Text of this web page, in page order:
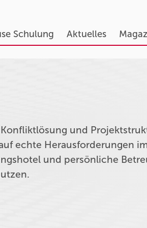
Schulung Aktuelles
und
echte Herausforderungen
und persönliche